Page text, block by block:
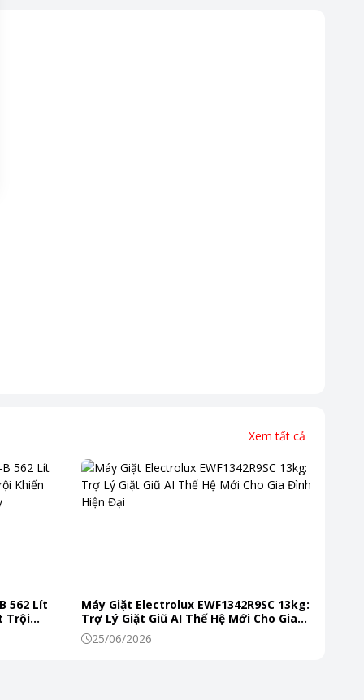
Xem tất cả
562 Lít
Trội
Ngày
Máy Giặt Electrolux EWF1342R9SC 13kg:
Trợ Lý Giặt Giũ AI Thế Hệ Mới Cho Gia
Đình Hiện Đại
25/06/2026